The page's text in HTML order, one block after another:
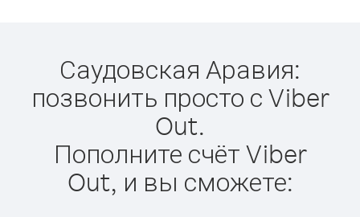
Саудовская Аравия:
позвонить просто с Viber
Out.
Пополните счёт Viber
Out, и вы сможете: